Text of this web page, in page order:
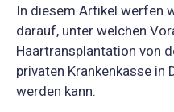
In diesem Artikel werfen
darauf, unter welchen
Haartransplantation von
privaten Krankenkasse in
werden kann.